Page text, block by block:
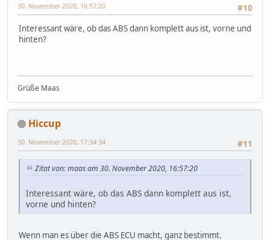
#10
30. November 2020, 16:57:20
Interessant wäre, ob das ABS dann komplett aus ist, vorne und
hinten?
Grüße Maas
Hiccup
#11
30. November 2020, 17:34:34
Zitat von: maas am 30. November 2020, 16:57:20
Interessant wäre, ob das ABS dann komplett aus ist,
vorne und hinten?
Wenn man es über die ABS ECU macht, ganz bestimmt.